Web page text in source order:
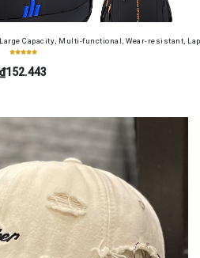
Capacity, Multi-functional, Wear-resistant,
₫152.443